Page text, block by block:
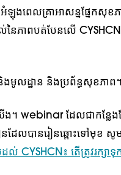
ពេលគ្រាអាសន្នផ្នែកសុខភ
នៃភាពបត់បែនលើ
ងមូលដ្ឋាន និងប្រព័ន្ធសុខភាព។
ង។ webinar ដែលជាកន្លែង
ៀនដែលបានរៀនឆ្ពោះទៅមុខ
៖ តើត្រូវរក្សាទុក